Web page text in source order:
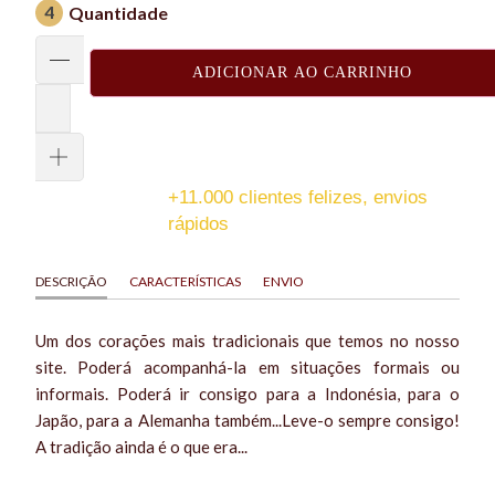
4 Quantidade
ADICIONAR AO CARRINHO
+11.000 clientes felizes, envios
rápidos
DESCRIÇÃO CARACTERÍSTICAS ENVIO
Um dos corações mais tradicionais que temos no nosso
site. Poderá acompanhá-la em situações formais ou
informais. Poderá ir consigo para a Indonésia, para o
Japão, para a Alemanha também...Leve-o sempre consigo!
A tradição ainda é o que era...